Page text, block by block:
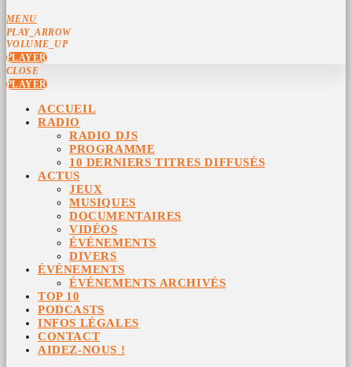
MENU
PLAY_ARROW
VOLUME_UP
PLAYER
CLOSE
PLAYER
ACCUEIL
RADIO
RADIO DJS
PROGRAMME
10 DERNIERS TITRES DIFFUSÉS
ACTUS
JEUX
MUSIQUES
DOCUMENTAIRES
VIDÉOS
ÉVÉNEMENTS
DIVERS
ÉVÉNEMENTS
ÉVÉNEMENTS ARCHIVÉS
TOP 10
PODCASTS
INFOS LÉGALES
CONTACT
AIDEZ-NOUS !